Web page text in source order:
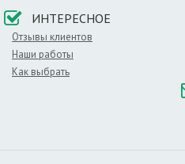
км).
Выезд замерщика с
образцами по Москве -
500 руб., вычитается из
заказа), по московской
ИНТЕРЕСНОЕ
Отзывы клиентов
Наши работы
Как выбрать